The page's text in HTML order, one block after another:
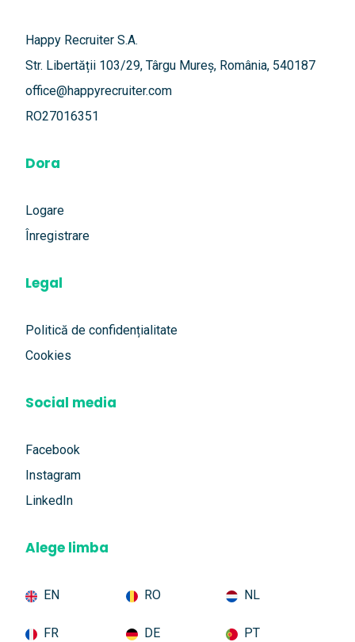
Happy Recruiter S.A.
Str. Libertății 103/29, Târgu Mureș, România, 540187
office@happyrecruiter.com
RO27016351
Dora
Logare
Înregistrare
Legal
Politică de confidențialitate
Cookies
Social media
Facebook
Instagram
LinkedIn
Alege limba
EN RO NL
FR DE PT